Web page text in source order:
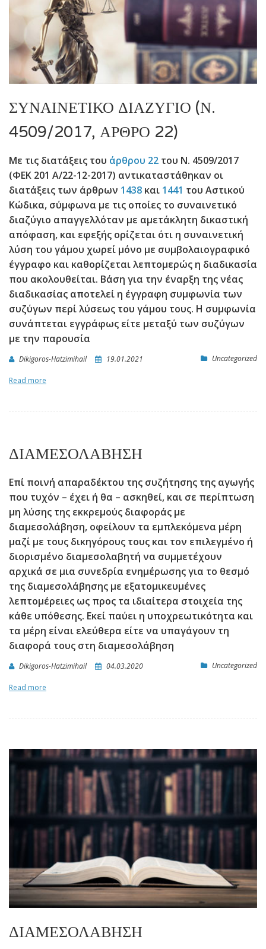
ΣΥΝΑΙΝΕΤΙΚΌ ΔΙΑΖΎΓΙΟ (Ν.
4509/2017, ΆΡΘΡΟ 22)
Με τις διατάξεις του άρθρου 22 του Ν. 4509/2017
(ΦΕΚ 201 Α/22-12-2017) αντικαταστάθηκαν οι
διατάξεις των άρθρων 1438 και 1441 του Αστικού
Κώδικα, σύμφωνα με τις οποίες το συναινετικό
διαζύγιο απαγγελλόταν με αμετάκλητη δικαστική
απόφαση, και εφεξής ορίζεται ότι η συναινετική
λύση του γάμου χωρεί μόνο με συμβολαιογραφικό
έγγραφο και καθορίζεται λεπτομερώς η διαδικασία
που ακολουθείται. Βάση για την έναρξη της νέας
διαδικασίας αποτελεί η έγγραφη συμφωνία των
συζύγων περί λύσεως του γάμου τους. Η συμφωνία
συνάπτεται εγγράφως είτε μεταξύ των συζύγων
με την παρουσία
Dikigoros-Hatzimihail 19.01.2021 Uncategorized
Read more
ΔΙΑΜΕΣΟΛΑΒΗΣΗ
Επί ποινή απαραδέκτου της συζήτησης της αγωγής
που τυχόν – έχει ή θα – ασκηθεί, και σε περίπτωση
μη λύσης της εκκρεμούς διαφοράς με
διαμεσολάβηση, οφείλουν τα εμπλεκόμενα μέρη
μαζί με τους δικηγόρους τους και τον επιλεγμένο ή
διορισμένο διαμεσολαβητή να συμμετέχουν
αρχικά σε μια συνεδρία ενημέρωσης για το θεσμό
της διαμεσολάβησης με εξατομικευμένες
λεπτομέρειες ως προς τα ιδιαίτερα στοιχεία της
κάθε υπόθεσης. Εκεί παύει η υποχρεωτικότητα και
τα μέρη είναι ελεύθερα είτε να υπαγάγουν τη
διαφορά τους στη διαμεσολάβηση
Dikigoros-Hatzimihail 04.03.2020 Uncategorized
Read more
ΔΙΑΜΕΣΟΛΑΒΗΣΗ